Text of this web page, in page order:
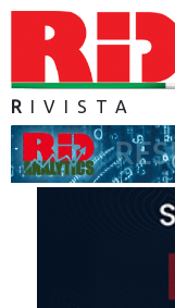
R IVISTA